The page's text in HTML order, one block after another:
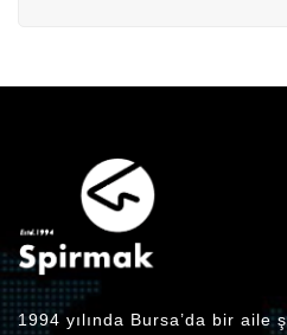
1994 yılında Bursa’da bir